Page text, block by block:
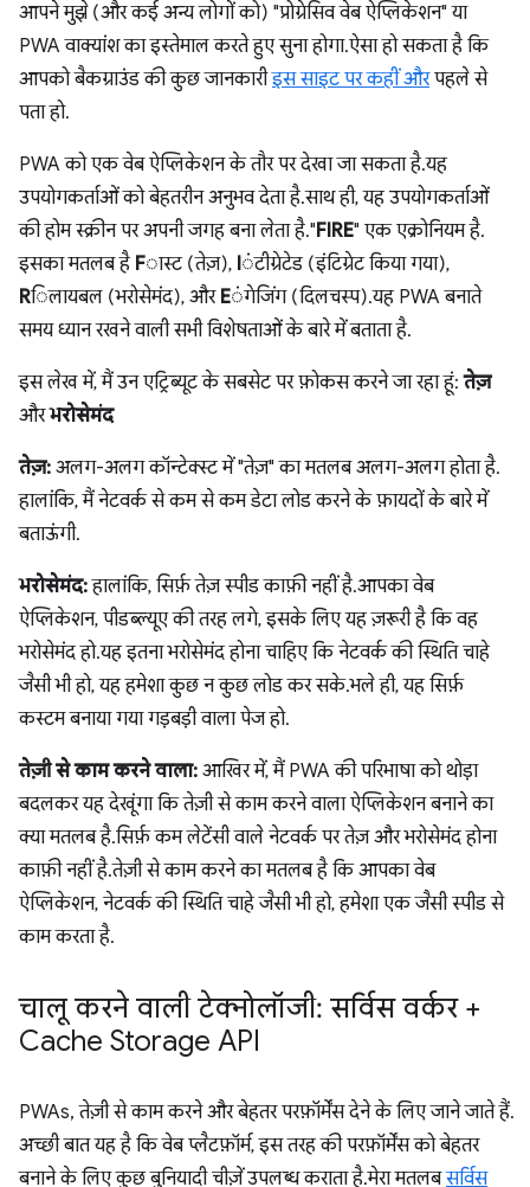
आपने मुझे (और कई अन्य लोगों को) "प्रोग्रेसिव वेब ऐप्लिकेशन" या
PWA वाक्यांश का इस्तेमाल करते हुए सुना होगा. ऐसा हो सकता है कि
आपको बैकग्राउंड की कुछ जानकारीइस साइट पर कहीं औरपहले से
पता हो.
PWA को एक वेब ऐप्लिकेशन के तौर पर देखा जा सकता है. यह
उपयोगकर्ताओं को बेहतरीन अनुभव देता है. साथ ही, यह उपयोगकर्ताओं
की होम स्क्रीन पर अपनी जगह बना लेता है. "FIRE" एक एक्रोनियम है.
इसका मतलब है Fास्ट (तेज़), Iंटीग्रेटेड (इंटिग्रेट किया गया),
Rिलायबल (भरोसेमंद), और Eंगेजिंग (दिलचस्प). यह PWA बनाते
समय ध्यान रखने वाली सभी विशेषताओं के बारे में बताता है.
इस लेख में, मैं उन एट्रिब्यूट के सबसेट पर फ़ोकस करने जा रहा हूं:तेज़
औरभरोसेमंद
तेज़: अलग-अलग कॉन्टेक्स्ट में "तेज़" का मतलब अलग-अलग होता है.
हालांकि, मैं नेटवर्क से कम से कम डेटा लोड करने के फ़ायदों के बारे में
बताऊंगी.
भरोसेमंद:हालांकि, सिर्फ़ तेज़ स्पीड काफ़ी नहीं है. आपका वेब
ऐप्लिकेशन, पीडब्ल्यूए की तरह लगे, इसके लिए यह ज़रूरी है कि वह
भरोसेमंद हो. यह इतना भरोसेमंद होना चाहिए कि नेटवर्क की स्थिति चाहे
जैसी भी हो, यह हमेशा कुछ न कुछ लोड कर सके. भले ही, यह सिर्फ़
कस्टम बनाया गया गड़बड़ी वाला पेज हो.
तेज़ी से काम करने वाला: आखिर में, मैं PWA की परिभाषा को थोड़ा
बदलकर यह देखूंगा कि तेज़ी से काम करने वाला ऐप्लिकेशन बनाने का
क्या मतलब है. सिर्फ़ कम लेटेंसी वाले नेटवर्क पर तेज़ और भरोसेमंद होना
काफ़ी नहीं है. तेज़ी से काम करने का मतलब है कि आपका वेब
ऐप्लिकेशन, नेटवर्क की स्थिति चाहे जैसी भी हो, हमेशा एक जैसी स्पीड से
काम करता है.
चालू करने वाली टेक्नोलॉजी: सर्विस वर्कर +
Cache Storage API
PWAs, तेज़ी से काम करने और बेहतर परफ़ॉर्मेंस देने के लिए जाने जाते हैं.
अच्छी बात यह है कि वेब प्लैटफ़ॉर्म, इस तरह की परफ़ॉर्मेंस को बेहतर
बनाने के लिए कुछ बुनियादी चीज़ें उपलब्ध कराता है. मेरा मतलबसर्विस